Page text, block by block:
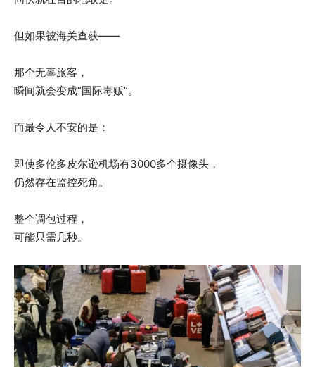
但如果被海关查获——
那个无辜旅客，
瞬间就会变成“国际毒贩”。
而最令人不安的是：
即使多伦多皮尔逊机场有3000多个摄像头，
仍然存在监控死角。
整个调包过程，
可能只需几秒。